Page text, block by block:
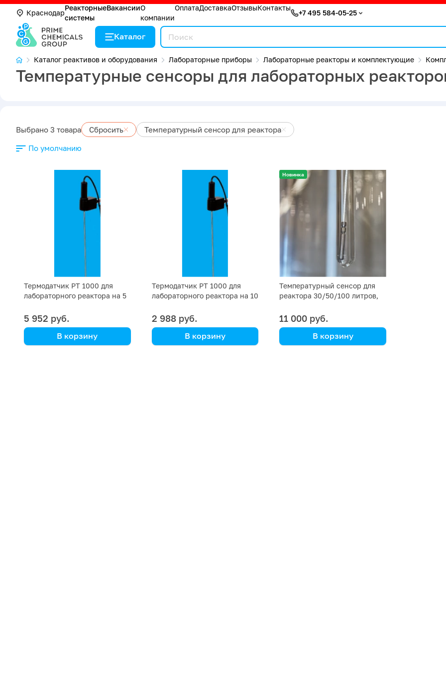
Краснодар
Реакторные
системы
ВакансииО
компании
ОплатаДоставкаОтзывыКонтакты
+7 495 584-05-25
Каталог
Каталог реактивов и оборудования
Лабораторные приборы Лабораторные реакторы и комплектующие
Температурные сенсоры для лабораторных
Выбрано 3 товара Сбросить Температурный сенсор для реактора
По умолчанию
Термодатчик PT 1000 для
лабораторного реактора на 5
5 952 руб.
В корзину
Термодатчик PT 1000 для
лабораторного реактора на 10
2 988 руб.
В корзину
Новинка
Температурный сенсор для
реактора 30/50/100 литров,
11 000 руб.
В корзину